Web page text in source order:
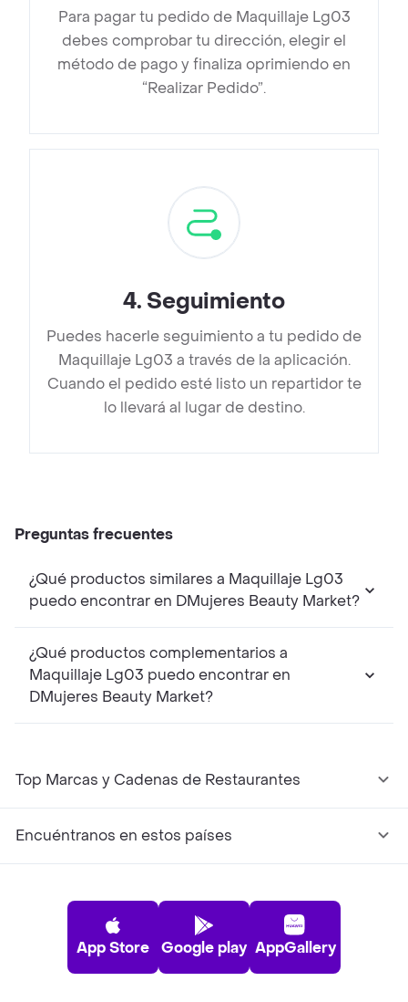
Para pagar tu pedido de Maquillaje Lg03
debes comprobar tu dirección, elegir el
método de pago y finaliza oprimiendo en
“Realizar Pedido”.
4. Seguimiento
Puedes hacerle seguimiento a tu pedido de
Maquillaje Lg03 a través de la aplicación.
Cuando el pedido esté listo un repartidor te
lo llevará al lugar de destino.
Preguntas frecuentes
¿Qué productos similares a Maquillaje Lg03
puedo encontrar en DMujeres Beauty Market?
¿Qué productos complementarios a
Maquillaje Lg03 puedo encontrar en
DMujeres Beauty Market?
Top Marcas y Cadenas de Restaurantes
Encuéntranos en estos países
App Store Google play AppGallery